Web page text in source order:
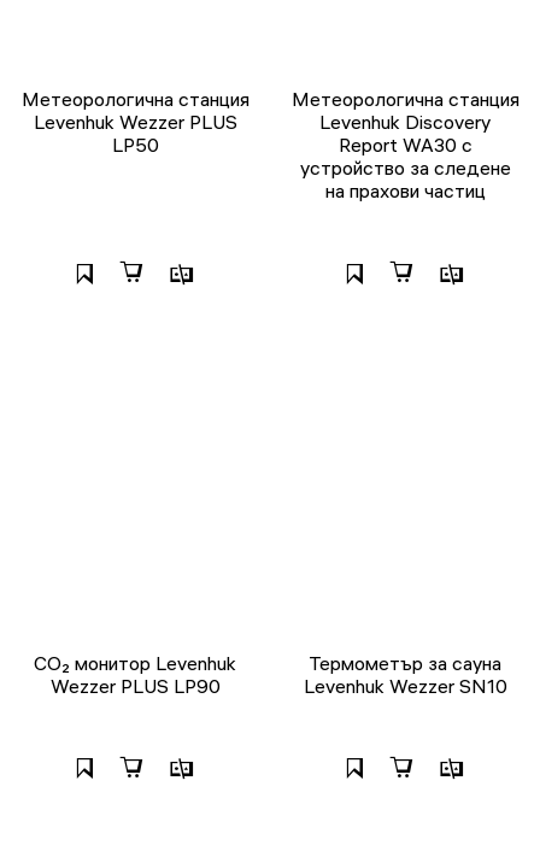
Метеорологична станция
Levenhuk Wezzer PLUS
LP50
Метеорологична станция
Levenhuk Discovery
Report WA30 с
устройство за следене
на прахови частиц
CO₂ монитор Levenhuk
Wezzer PLUS LP90
Термометър за сауна
Levenhuk Wezzer SN10